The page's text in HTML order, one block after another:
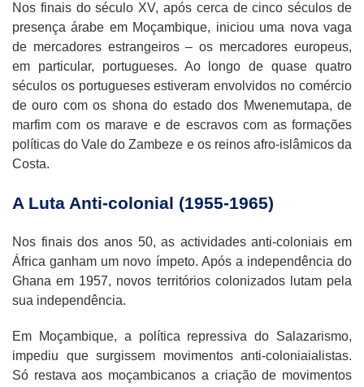
Nos finais do século XV, após cerca de cinco séculos de
presença árabe em Moçambique, iniciou uma nova vaga
de mercadores estrangeiros – os mercadores europeus,
em particular, portugueses. Ao longo de quase quatro
séculos os portugueses estiveram envolvidos no comércio
de ouro com os shona do estado dos Mwenemutapa, de
marfim com os marave e de escravos com as formações
políticas do Vale do Zambeze e os reinos afro-islâmicos da
Costa.
A Luta Anti-colonial (1955-1965)
Nos finais dos anos 50, as actividades anti-coloniais em
África ganham um novo ímpeto. Após a independência do
Ghana em 1957, novos territórios colonizados lutam pela
sua independência.
Em Moçambique, a política repressiva do Salazarismo,
impediu que surgissem movimentos anti-coloniaialistas.
Só restava aos moçambicanos a criação de movimentos